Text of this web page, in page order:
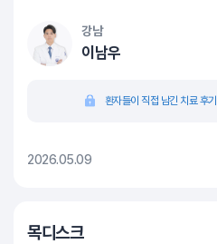
강남
이남우
환자들이 직접 남긴 치료 후
2026.05.09
목디스크